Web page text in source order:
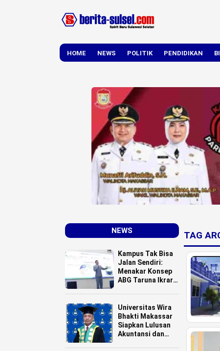
HOME NEWS POLITIK PENDIDIKAN
NEWS
Kampus Tak Bisa
Jalan Sendiri:
Menakar Konsep
ABG Taruna Ikrar
Universitas Wira
Bhakti Makassar
Siapkan Lulusan
Akuntansi dan
TAG